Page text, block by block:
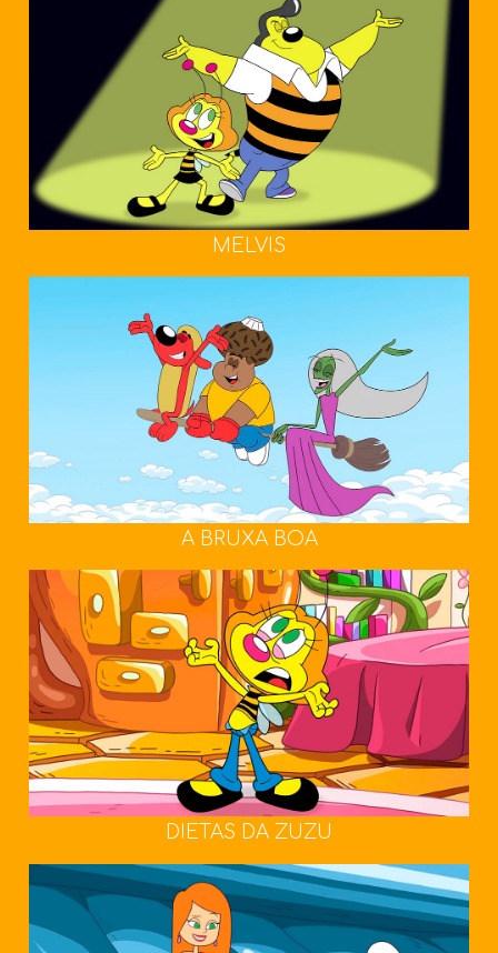
MELVIS
A BRUXA BOA
DIETAS DA ZUZU